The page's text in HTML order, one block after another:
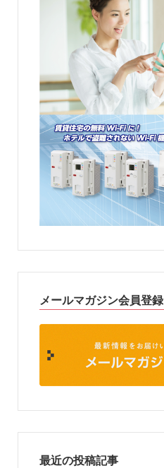
メールマガジン会員登録
最近の投稿記事